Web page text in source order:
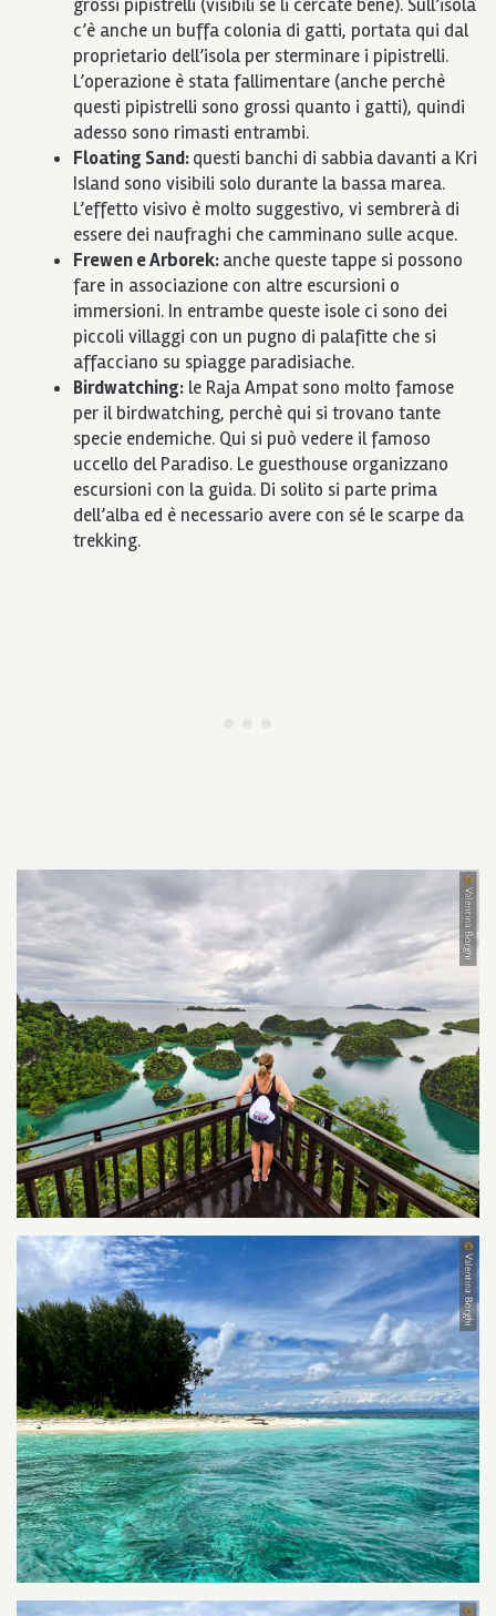
grossi pipistrelli (visibili se li cercate bene). Sull’isola
c’è anche un buffa colonia di gatti, portata qui dal
proprietario dell’isola per sterminare i pipistrelli.
L’operazione è stata fallimentare (anche perchè
questi pipistrelli sono grossi quanto i gatti), quindi
adesso sono rimasti entrambi.
Floating Sand:questi banchi di sabbiadavanti a Kri
Island sono visibili solo durante la bassa marea.
L’effetto visivo è molto suggestivo, vi sembrerà di
essere dei naufraghi che camminano sulle acque.
Frewen e Arborek:anche queste tappe si possono
fare in associazione con altre escursioni o
immersioni. In entrambe queste isole ci sono dei
piccoli villaggi con un pugno di palafitte che si
affacciano su spiagge paradisiache.
Birdwatching: le Raja Ampat sono molto famose
per il birdwatching, perchè qui si trovano tante
specie endemiche. Qui si può vedere il famoso
uccello del Paradiso. Le guesthouse organizzano
escursioni con la guida. Di solito si parte prima
dell’alba ed è necessario avere con sé le scarpe da
trekking.